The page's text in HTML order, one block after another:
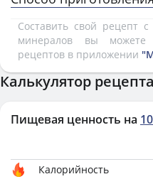
Составить свой рецепт
минералов вы можете
рецептов в приложении
Калькулятор рецепта
Пищевая ценность на
Калорийность